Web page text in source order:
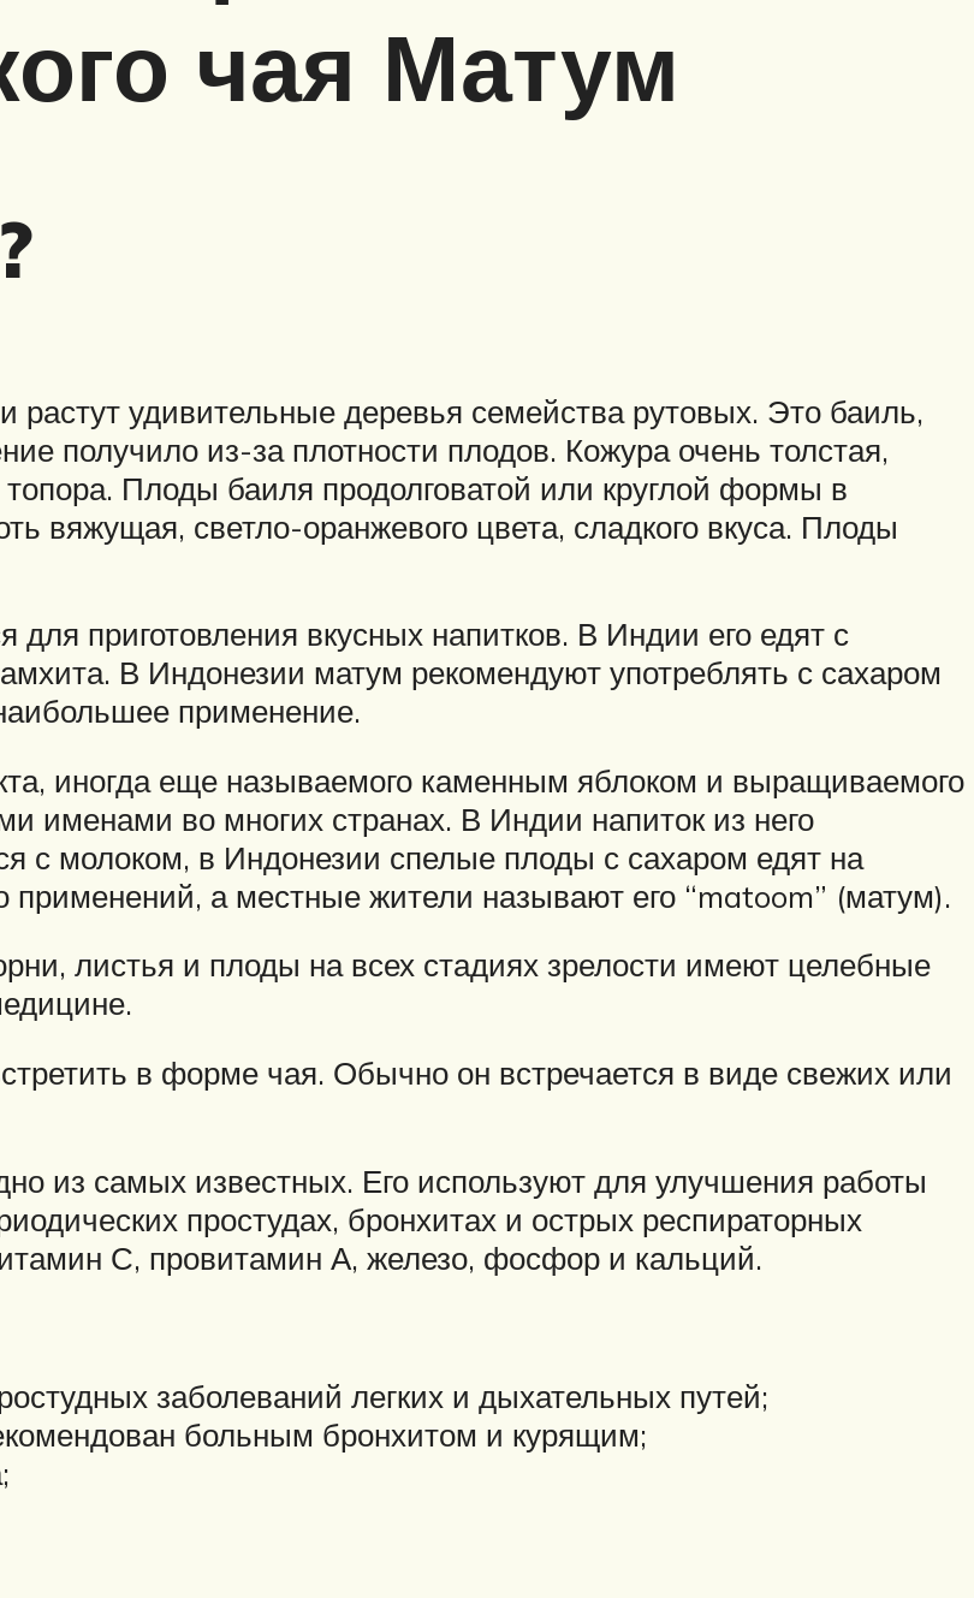
чая Матум
удивительные деревья семейства рутовых. Это баиль,
получило из-за плотности плодов. Кожура очень толстая,
Плоды баиля продолговатой или круглой формы в
вяжущая, светло-оранжевого цвета, сладкого вкуса. Плоды
приготовления вкусных напитков. В Индии его едят с
В Индонезии матум рекомендуют употреблять с сахаром
применение.
иногда еще называемого каменным яблоком и выращиваемого
именами во многих странах. В Индии напиток из него
с молоком, в Индонезии спелые плоды с сахаром едят на
применений, а местные жители называют его “matoom” (матум).
листья и плоды на всех стадиях зрелости имеют целебные
в форме чая. Обычно он встречается в виде свежих или
из самых известных. Его используют для улучшения работы
простудах, бронхитах и острых респираторных
С, провитамин А, железо, фосфор и кальций.
заболеваний легких и дыхательных путей;
больным бронхитом и курящим;